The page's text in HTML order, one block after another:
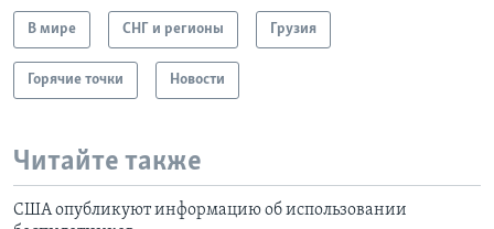
В мире СНГ и регионы Грузия
Горячие точки Новости
Читайте также
США опубликуют информацию об использовании